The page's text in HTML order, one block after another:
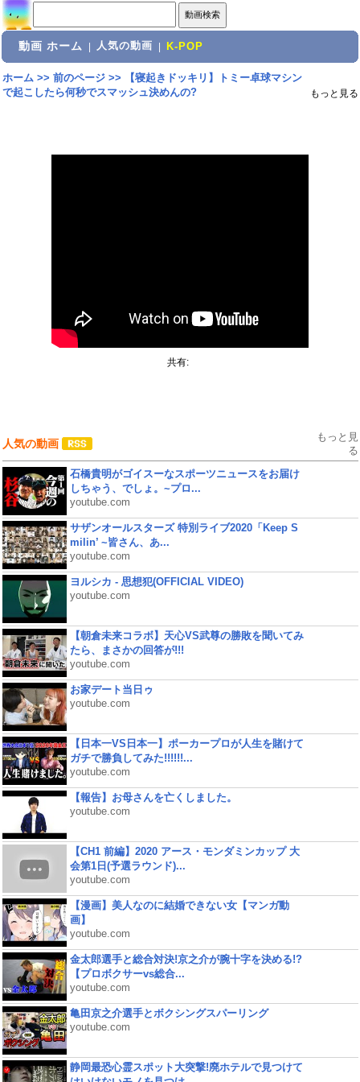
動画 ホーム 人気の動画 K-POP
ホーム>> 前のページ>>
【寝起きドッキリ】トミー卓球マシン
で起こしたら何秒でスマッシュ決めんの?
もっと見る
共有:
人気の動画
もっと見
る
石橋貴明がゴイスーなスポーツニュースをお届け
しちゃう、でしょ。~プロ...
youtube.com
サザンオールスターズ 特別ライブ2020「Keep S
milin’ ~皆さん、あ...
youtube.com
ヨルシカ - 思想犯(OFFICIAL VIDEO)
youtube.com
【朝倉未来コラボ】天心VS武尊の勝敗を聞いてみ
たら、まさかの回答が!!!
youtube.com
お家デート当日ゥ
youtube.com
【日本一VS日本一】ポーカープロが人生を賭けて
ガチで勝負してみた!!!!!!...
youtube.com
【報告】お母さんを亡くしました。
youtube.com
【CH1 前編】2020 アース・モンダミンカップ 大
会第1日(予選ラウンド)...
youtube.com
【漫画】美人なのに結婚できない女【マンガ動
画】
youtube.com
金太郎選手と総合対決!京之介が腕十字を決める!?
【プロボクサーvs総合...
youtube.com
亀田京之介選手とボクシングスパーリング
youtube.com
静岡最恐心霊スポット大突撃!廃ホテルで見つけて